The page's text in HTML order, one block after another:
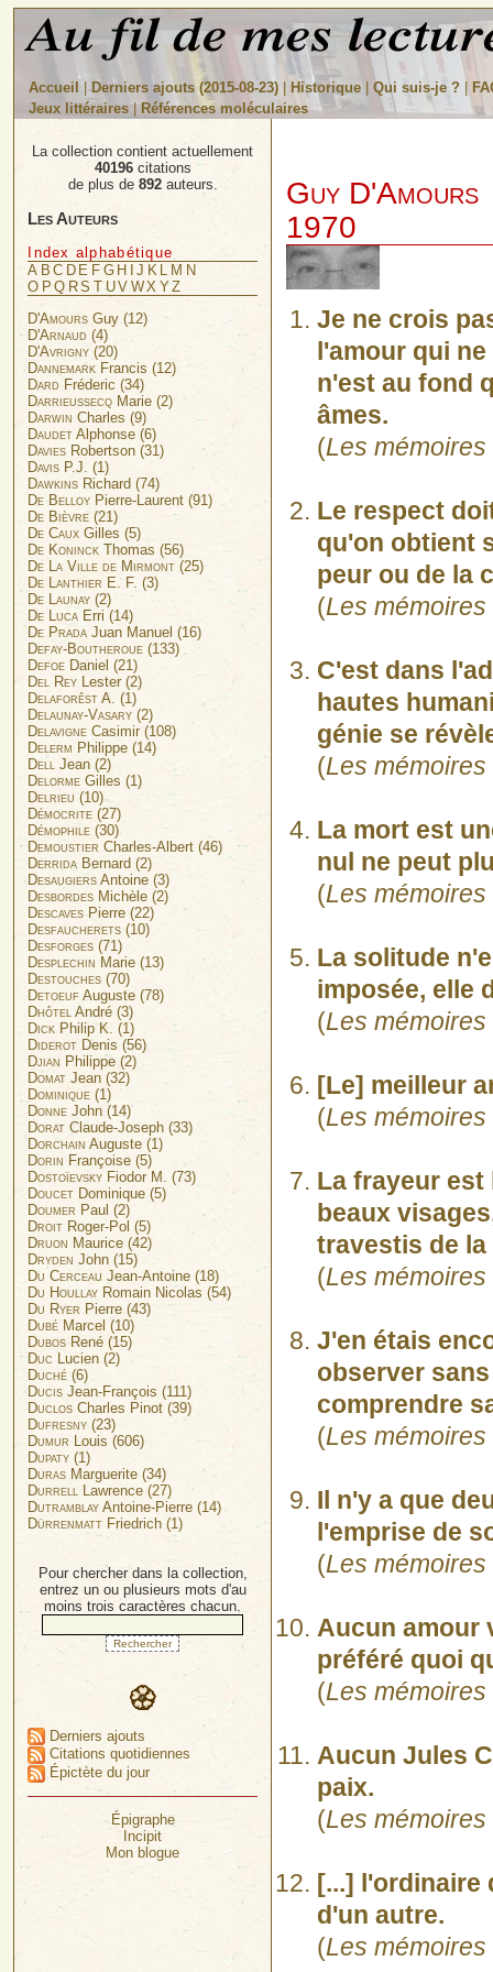
Accueil | Derniers ajouts (2015-08-23) | Historique| Qui suis-je ? |
Jeux littéraires| Références moléculaires
Guy D'Amours
1970
Je ne crois
l'amour qui
n'est au fond
âmes.
(Les mémoires
Le respect
qu'on obtient
peur ou de la
(Les mémoires
C'est dans
hautes
génie se
(Les mémoires
La mort est
nul ne peut
(Les mémoires
La solitude
imposée, elle
(Les mémoires
[Le] meilleur
(Les mémoires
La frayeur est
beaux
travestis de la
(Les mémoires
J'en étais
observer
comprendre
(Les mémoires
Il n'y a que
l'emprise de
(Les mémoires
Aucun amour
préféré quoi
(Les mémoires
Aucun Jules
paix.
(Les mémoires
[...] l'ordinaire
d'un autre.
(Les mémoires
La collection contient actuellement
40196citations
de plus de 892auteurs.
Les Auteurs
Index alphabétique
A BC D E F G H IJ K L M N
O PQ RST UV WX YZ
D'Amours Guy (12)
D'Arnaud (4)
D'Avrigny (20)
Dannemark Francis (12)
Dard Fréderic (34)
Darrieussecq Marie (2)
Darwin Charles (9)
Daudet Alphonse (6)
Davies Robertson (31)
Davis P.J. (1)
Dawkins Richard (74)
De Belloy Pierre-Laurent (91)
De Bièvre (21)
De Caux Gilles (5)
De Koninck Thomas (56)
De La Ville de Mirmont (25)
De Lanthier E. F. (3)
De Launay (2)
De Luca Erri (14)
De Prada Juan Manuel (16)
Defay-Boutheroue (133)
Defoe Daniel (21)
Del Rey Lester (2)
Delaforêst A. (1)
Delaunay-Vasary (2)
Delavigne Casimir (108)
Delerm Philippe (14)
Dell Jean (2)
Delorme Gilles (1)
Delrieu (10)
Démocrite (27)
Démophile (30)
Demoustier Charles-Albert (46)
Derrida Bernard (2)
Desaugiers Antoine (3)
Desbordes Michèle (2)
Descaves Pierre (22)
Desfaucherets (10)
Desforges (71)
Desplechin Marie (13)
Destouches (70)
Detoeuf Auguste (78)
Dhôtel André (3)
Dick Philip K. (1)
Diderot Denis (56)
Djian Philippe (2)
Domat Jean (32)
Dominique (1)
Donne John (14)
Dorat Claude-Joseph (33)
Dorchain Auguste (1)
Dorin Françoise (5)
Dostoïevsky Fiodor M. (73)
Doucet Dominique (5)
Doumer Paul (2)
Droit Roger-Pol (5)
Druon Maurice (42)
Dryden John (15)
Du Cerceau Jean-Antoine (18)
Du Houllay Romain Nicolas (54)
Du Ryer Pierre (43)
Dubé Marcel (10)
Dubos René (15)
Duc Lucien (2)
Duché (6)
Ducis Jean-François (111)
Duclos Charles Pinot (39)
Dufresny (23)
Dumur Louis (606)
Dupaty (1)
Duras Marguerite (34)
Durrell
Lawrence (27)
Dutramblay Antoine-Pierre (14)
Dürrenmatt Friedrich (1)
Pour chercher dans la collection,
entrez un ou plusieurs mots d'au
moins trois caractères chacun.
Derniers ajouts
Citations quotidiennes
Épictète du jour
Épigraphe
Incipit
Mon blogue